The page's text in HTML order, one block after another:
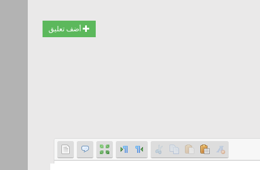
أضف تعليق